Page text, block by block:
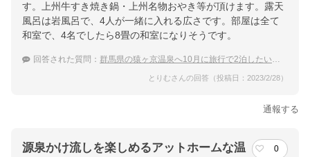
す。上州牛すき焼き鍋・上州名物おやき等が頂けます。露天
風呂は岩風呂で、4人が一緒に入れる広さです。部屋は全て
和室で、4名でしたら8畳の和室になりそうです。
回答された質問： 群馬県の猿ヶ京温泉へ10月に旅行で2泊したいです。1泊10,000円以下のおすすめを教えて！
とりむさんの回答（投稿日：2023/2/28）
通報する
源泉かけ流しを楽しめるアットホームな温
0